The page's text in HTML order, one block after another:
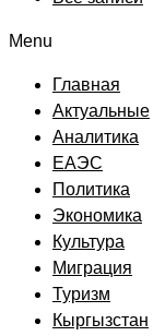
Menu
Главная
Актуальные
Аналитика
ЕАЭС
Политика
Экономика
Культура
Миграция
Туризм
Кыргызстан